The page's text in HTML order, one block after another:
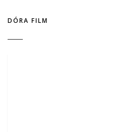
DÓRA FILM